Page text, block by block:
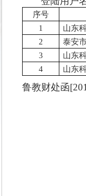
序号
1
山东
2
泰安
3
山东
4
山东
鲁教财处函